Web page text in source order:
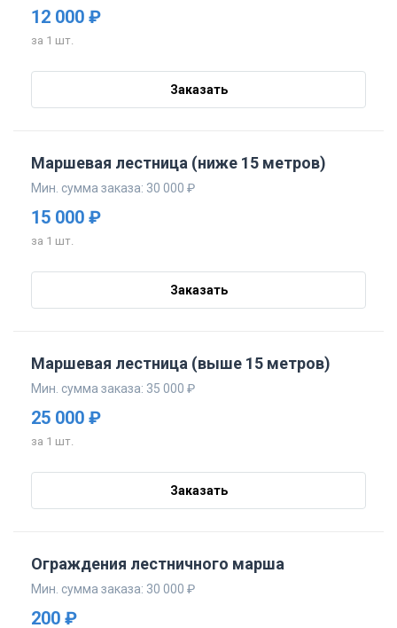
12 000 ₽
за 1 шт.
Заказать
Маршевая лестница (ниже 15 метров)
Мин. сумма заказа: 30 000 ₽
15 000 ₽
за 1 шт.
Заказать
Маршевая лестница (выше 15 метров)
Мин. сумма заказа: 35 000 ₽
25 000 ₽
за 1 шт.
Заказать
Ограждения лестничного марша
Мин. сумма заказа: 30 000 ₽
200 ₽